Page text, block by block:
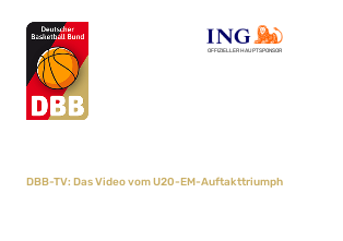
OFFIZIELLER HAUPTSPONSOR
DBB-TV: Das Video vom U20-EM-Auftakttriumph